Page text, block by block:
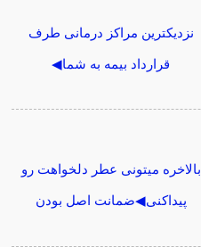
نزدیکترین مراکز درمانی طرف
قرارداد بیمه به شما◀
بالاخره میتونی عطر دلخواهت رو
پیداکنی◀ضمانت اصل بودن